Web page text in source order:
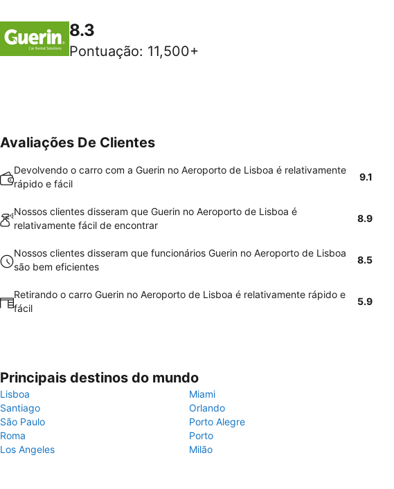
8.3
Pontuação: 11,500+
Avaliações De Clientes
Devolvendo o carro com a Guerin no Aeroporto de Lisboa é relativamente
rápido e fácil
9.1
Nossos clientes disseram que Guerin no Aeroporto de Lisboa é
relativamente fácil de encontrar
8.9
Nossos clientes disseram que funcionários Guerin no Aeroporto de Lisboa
são bem eficientes
8.5
Retirando o carro Guerin no Aeroporto de Lisboa é relativamente rápido e
fácil
5.9
Principais destinos do mundo
Lisboa
Miami
Santiago
Orlando
São Paulo
Porto Alegre
Roma
Porto
Los Angeles
Milão